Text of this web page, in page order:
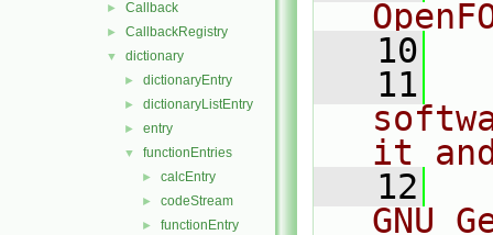
► Callback
► CallbackRegistry
▼ dictionary
► dictionaryEntry
► dictionaryListEntry
► entry
▼ functionEntries
► calcEntry
► codeStream
► functionEntry
   10
   11
it
   12
GNU